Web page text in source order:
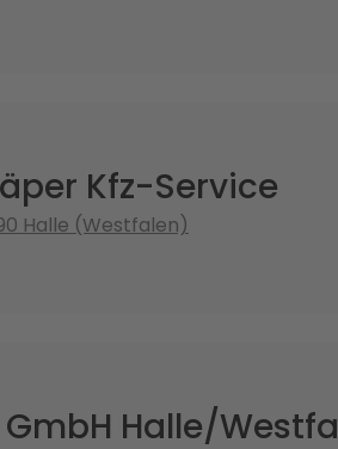
Kfz-Service
Halle (Westfalen)
GmbH Halle/